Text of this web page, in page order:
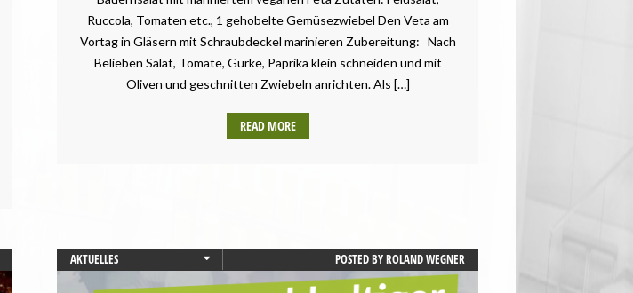
Ruccola, Tomaten etc., 1 gehobelte Gemüsezwiebel Den Veta am
Vortag in Gläsern mit Schraubdeckel marinieren Zubereitung: Nach
Belieben Salat, Tomate, Gurke, Paprika klein schneiden und mit
Oliven und geschnitten Zwiebeln anrichten. Als […]
READ MORE
AKTUELLES
BADEN-WÜRTTEMBERG
POSTED BYROLAND WEGNER